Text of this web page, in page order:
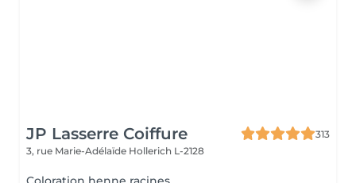
JP Lasserre Coiffure
313
3, rue Marie-Adélaïde Hollerich L-2128